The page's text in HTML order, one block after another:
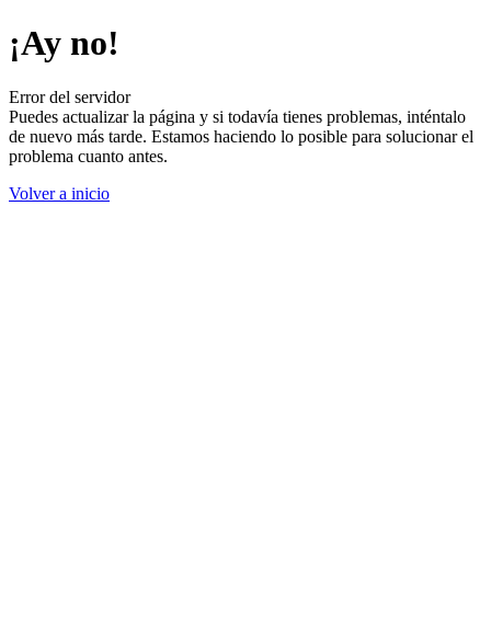
¡Ay no!
Error del servidor
Puedes actualizar la página y si todavía tienes problemas, inténtalo
de nuevo más tarde. Estamos haciendo lo posible para solucionar el
problema cuanto antes.
Volver a inicio